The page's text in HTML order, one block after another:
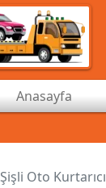
Anasayfa
Şişli Oto Kurtarıcı